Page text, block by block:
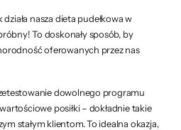
działa nasza dieta pudełkowa w
To doskonały sposób, by
oferowanych przez nas
dowolnego programu
posiłki – dokładnie takie
stałym klientom. To idealna okazja,